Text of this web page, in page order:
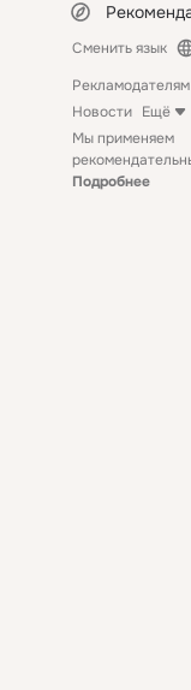
Сменить язык
Рекламодателям
Новости Ещё
Мы применяем
Подробнее